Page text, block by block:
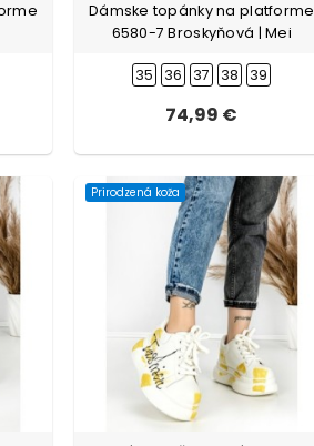
Dámske topánky na platforme
6580-7 Broskyňová | Mei
35 36 37 38 39
74,99 €
Prirodzená koža